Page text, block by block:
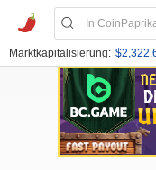
Marktkapitalisierung: